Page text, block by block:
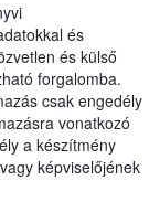
és
és külső
forgalomba.
csak engedély
vonatkozó
a készítmény
képviselőjének